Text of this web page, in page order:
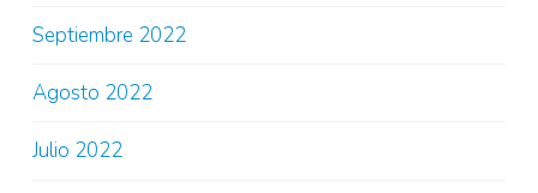
Septiembre 2022
Agosto 2022
Julio 2022